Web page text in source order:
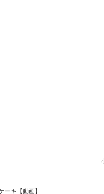
ーキ【動画】